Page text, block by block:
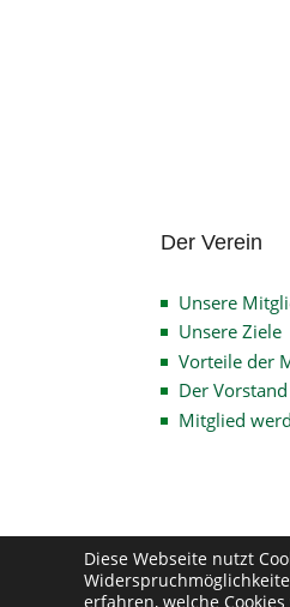
Der Verein
Unsere
Unsere Ziele
Vorteile der
Der Vorstand
Mitglied
Diese Webseite nutzt
erfahren, welche